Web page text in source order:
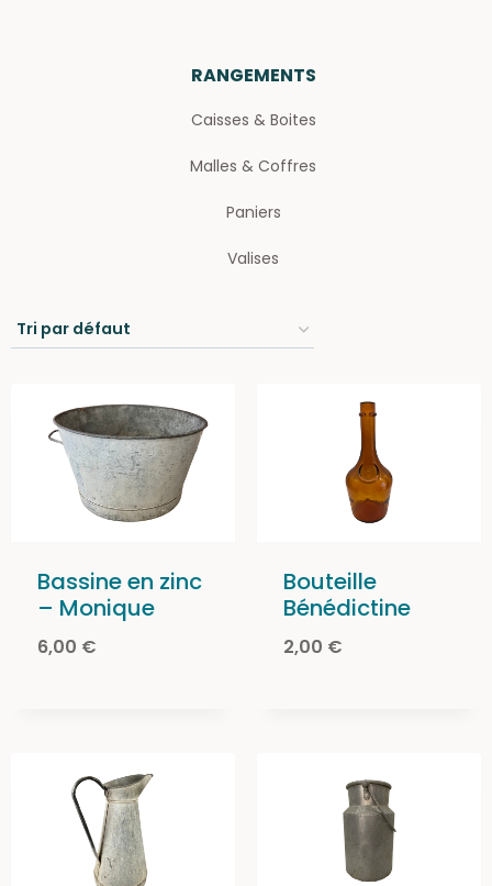
RANGEMENTS
Caisses & Boites
Malles & Coffres
Paniers
Valises
Bassine en zinc
– Monique
6,00 €
Bouteille
Bénédictine
2,00 €